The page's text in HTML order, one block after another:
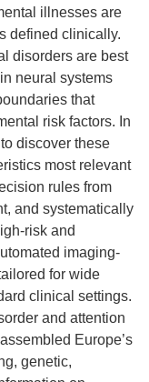
illnesses are
defined clinically.
disorders are best
neural systems
that
risk factors. In
discover these
most relevant
rules from
and systematically
risk and
imaging-
for wide
clinical settings.
and attention
Europe’s
genetic,